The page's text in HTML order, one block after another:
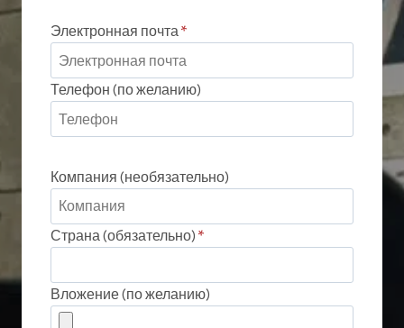
Электронная почта*
Телефон (по желанию)
Компания (необязательно)
Страна (обязательно) *
Вложение (по желанию)